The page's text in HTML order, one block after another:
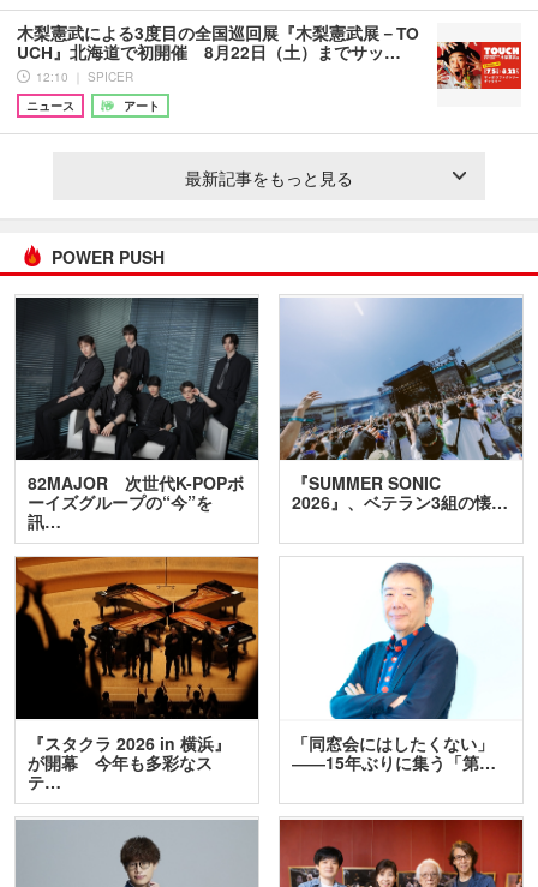
木梨憲武による3度目の全国巡回展『木梨憲武展－TO
UCH』北海道で初開催 8月22日（土）までサッ…
12:10 ｜ SPICER
ニュース
アート
最新記事をもっと見る
POWER PUSH
82MAJOR 次世代K-POPボ
ーイズグループの“今”を
訊…
『SUMMER SONIC
2026』、ベテラン3組の懐…
『スタクラ 2026 in 横浜』
が開幕 今年も多彩なス
テ…
「同窓会にはしたくない」
――15年ぶりに集う「第…